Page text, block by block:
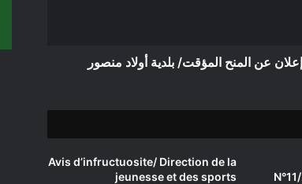
إعلان عن المنح المؤقت/ بلدية أولاد منصور
Avis d’infructuosite/ Direction de la
jeunesse et des sports